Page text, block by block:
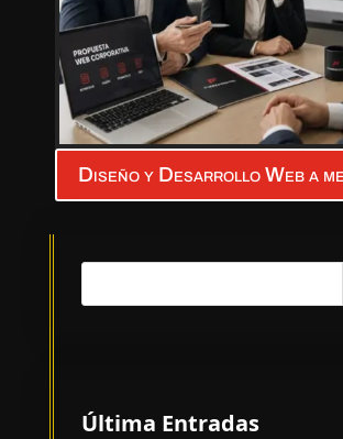
Diseño y Desarrollo Web a
Última Entradas